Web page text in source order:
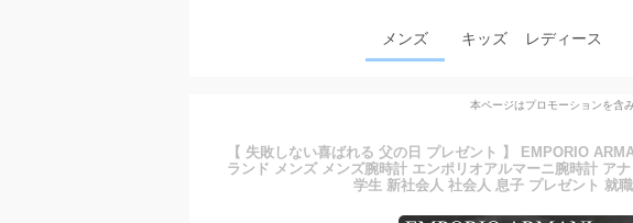
メンズ キッズ レディース
本ページはプロモーションを含
【 失敗しない喜ばれる 父の日 プレゼント 】 EMPORIO
ランド メンズ メンズ腕時計 エンポリオアルマーニ腕時計 ア
学生 新社会人 社会人 息子 プレゼント 就